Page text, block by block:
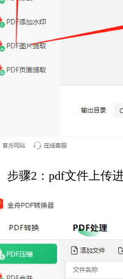
步骤2：pdf文件上传